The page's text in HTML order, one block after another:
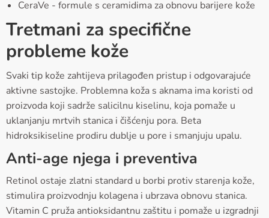
CeraVe - formule s ceramidima za obnovu barijere kože
Tretmani za specifične
probleme kože
Svaki tip kože zahtijeva prilagođen pristup i odgovarajuće
aktivne sastojke. Problemna koža s aknama ima koristi od
proizvoda koji sadrže salicilnu kiselinu, koja pomaže u
uklanjanju mrtvih stanica i čišćenju pora. Beta
hidroksikiseline prodiru dublje u pore i smanjuju upalu.
Anti-age njega i preventiva
Retinol ostaje zlatni standard u borbi protiv starenja kože,
stimulira proizvodnju kolagena i ubrzava obnovu stanica.
Vitamin C pruža antioksidantnu zaštitu i pomaže u izgradnji